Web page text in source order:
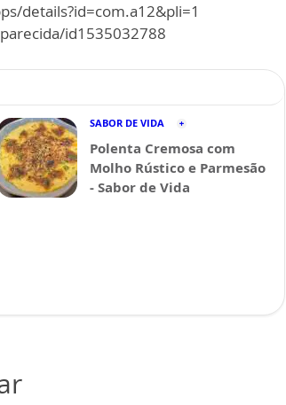
details?id=com.a12&pli=1
id1535032788
SABOR DE VIDA
Polenta Cremosa com
Molho Rústico e Parmesão
- Sabor de Vida